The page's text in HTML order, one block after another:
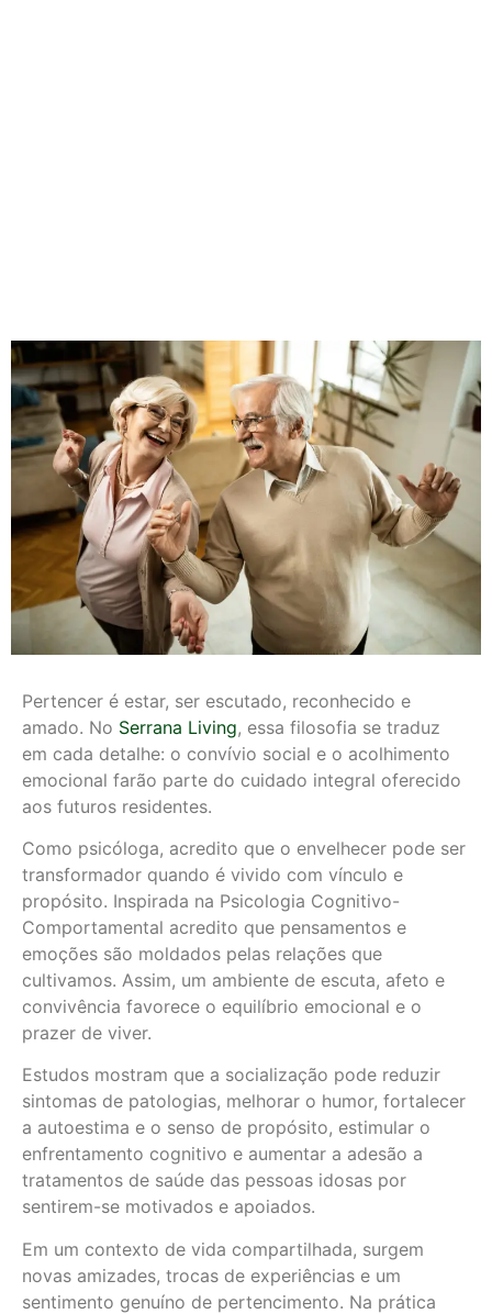
Pertencer é estar, ser escutado, reconhecido e
amado. No Serrana Living, essa filosofia se traduz
em cada detalhe: o convívio social e o acolhimento
emocional farão parte do cuidado integral oferecido
aos futuros residentes.
Como psicóloga, acredito que o envelhecer pode ser
transformador quando é vivido com vínculo e
propósito. Inspirada na Psicologia Cognitivo-
Comportamental acredito que pensamentos e
emoções são moldados pelas relações que
cultivamos. Assim, um ambiente de escuta, afeto e
convivência favorece o equilíbrio emocional e o
prazer de viver.
Estudos mostram que a socialização pode reduzir
sintomas de patologias, melhorar o humor, fortalecer
a autoestima e o senso de propósito, estimular o
enfrentamento cognitivo e aumentar a adesão a
tratamentos de saúde das pessoas idosas por
sentirem-se motivados e apoiados.
Em um contexto de vida compartilhada, surgem
novas amizades, trocas de experiências e um
sentimento genuíno de pertencimento. Na prática